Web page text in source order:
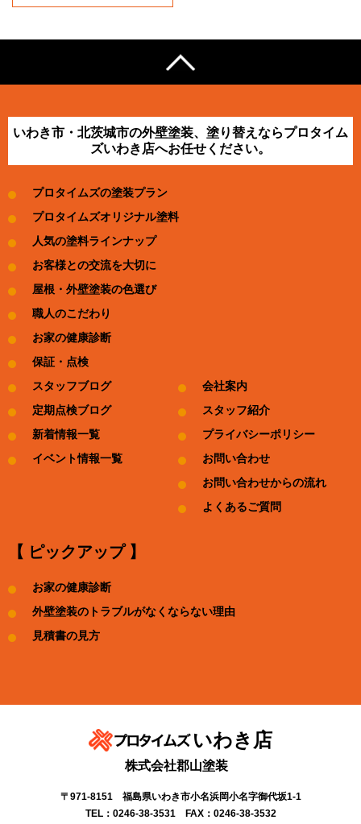
いわき市・北茨城市の外壁塗装、塗り替えならプロタイム
ズいわき店へお任せください。
プロタイムズの塗装プラン
プロタイムズオリジナル塗料
人気の塗料ラインナップ
お客様との交流を大切に
屋根・外壁塗装の色選び
職人のこだわり
お家の健康診断
保証・点検
スタッフブログ
定期点検ブログ
新着情報一覧
イベント情報一覧
会社案内
スタッフ紹介
プライバシーポリシー
お問い合わせ
お問い合わせからの流れ
よくあるご質問
【 ピックアップ 】
お家の健康診断
外壁塗装のトラブルがなくならない理由
見積書の見方
いわき店
株式会社郡山塗装
〒971-8151 福島県いわき市小名浜岡小名字御代坂1-1
TEL：0246-38-3531 FAX：0246-38-3532